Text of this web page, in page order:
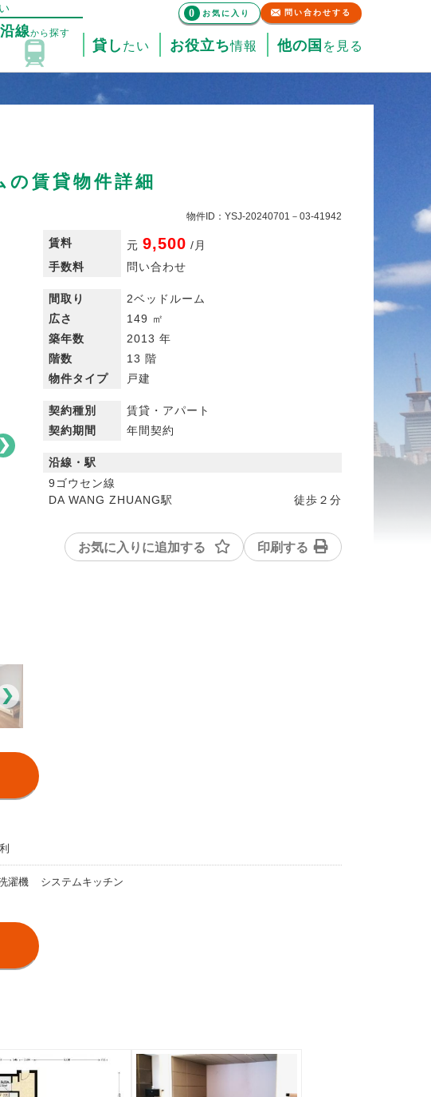
沿線から探す
貸し たい お役立ち情報 他の国 を見る
0 お気に入り 問い合わせする
賃貸物件詳細
物件ID：YSJ-20240701－03-41942
賃料 元 9,500 / 月
手数料
問い合わせ
間取り
2ベッドルーム
広さ
149 ㎡
築年数
2013 年
階数
13 階
物件タイプ
戸建
契約種別
賃貸・アパート
契約期間
年間契約
沿線・駅
9ゴウセン線
DA WANG ZHUANG駅
徒歩 ２分
お気に入りに追加する 印刷する
濯機 システムキッチン